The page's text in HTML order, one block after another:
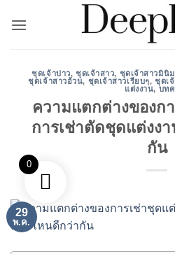
ชุดเจ้าบ่าว, ชุดเจ้าสาว, ชุดเจ้าสาวมินิ
ชุดเจ้าสาวอ้วน, ชุดเจ้าสาวเรียบๆ, ชุดเ
แต่งงาน, บทค
ความแตกต่างของก
การเช่าตัดชุดแต่งง
กัน
29
พ.ค.
0